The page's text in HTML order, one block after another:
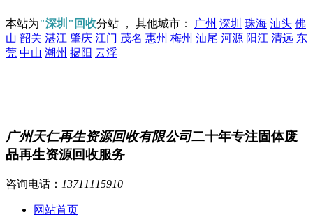
本站为"深圳"回收分站 ， 其他城市： 广州 深圳 珠海 汕头 佛
山 韶关 湛江 肇庆 江门 茂名 惠州 梅州 汕尾 河源 阳江 清远 东
莞 中山 潮州 揭阳 云浮
广州天仁再生资源回收有限公司二十年专注固体废
品再生资源回收服务
咨询电话： 13711115910
网站首页